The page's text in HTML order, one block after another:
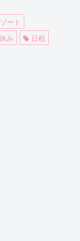
ート
み
日程